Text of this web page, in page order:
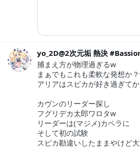
捕まえ方が物理過ぎるw
まぁでもこれも柔軟な発想か
アリアはスピカが好き過ぎて
カヴンのリーダー探し
フグリデカ太郎ワロタw
リーダーは(マジメ)カペラに
そして初の試験
スピカ勘違いしたままやけど